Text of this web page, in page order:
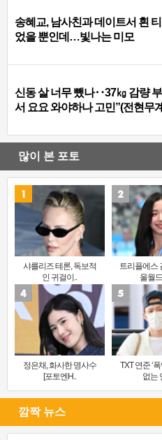
송혜교, 남사친과 데이트서 흰
었을 뿐인데…빛나는 미모
신동 살 너무 뺐나‥37㎏ 감량
서 요요 와야하나 고민”(전현무
많이 본 포토
샤를리즈 테론, 독보적
인 귀걸이..
트리플에스
울월
정은채, 화사한 명사수
[포토엔H..
TXT 연준 ‘
없는
깜짝 뉴스